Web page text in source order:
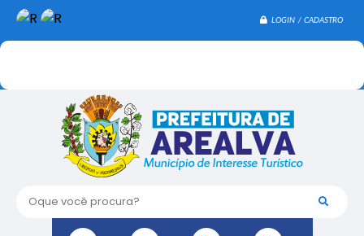
LOGIN / CADASTRO
Oque você procura?